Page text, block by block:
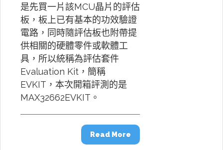
是先買一片該MCU晶片的評估
板，板上已有基本的功效驗證
電路，同時隨評估板也附帶提
供相關的硬體零件或軟體工
具，所以統稱為評估套件
Evaluation Kit，簡稱
EVKIT，本次開箱評測的是
MAX32662EVKIT。
Read More